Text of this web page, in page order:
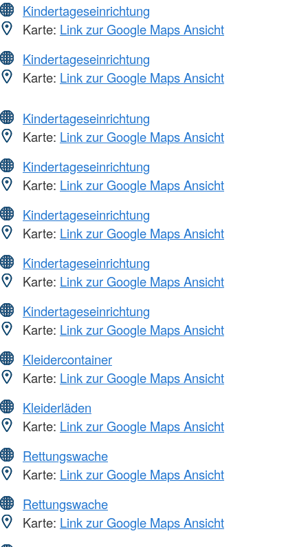
Kindertageseinrichtung
Karte: Link zur Google Maps Ansicht
Kindertageseinrichtung
Karte: Link zur Google Maps Ansicht
Kindertageseinrichtung
Karte: Link zur Google Maps Ansicht
Kindertageseinrichtung
Karte: Link zur Google Maps Ansicht
Kindertageseinrichtung
Karte: Link zur Google Maps Ansicht
Kindertageseinrichtung
Karte: Link zur Google Maps Ansicht
Kindertageseinrichtung
Karte: Link zur Google Maps Ansicht
Kleidercontainer
Karte: Link zur Google Maps Ansicht
Kleiderläden
Karte: Link zur Google Maps Ansicht
Rettungswache
Karte: Link zur Google Maps Ansicht
Rettungswache
Karte: Link zur Google Maps Ansicht